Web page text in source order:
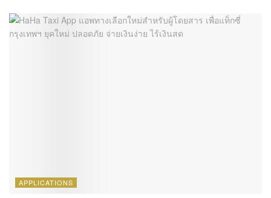
APPLICATIONS